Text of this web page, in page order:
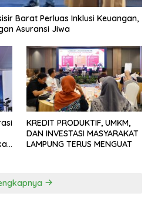
Barat Perluas Inklusi Keuangan,
Asuransi Jiwa
KREDIT PRODUKTIF, UMKM,
DAN INVESTASI MASYARAKAT
LAMPUNG TERUS MENGUAT